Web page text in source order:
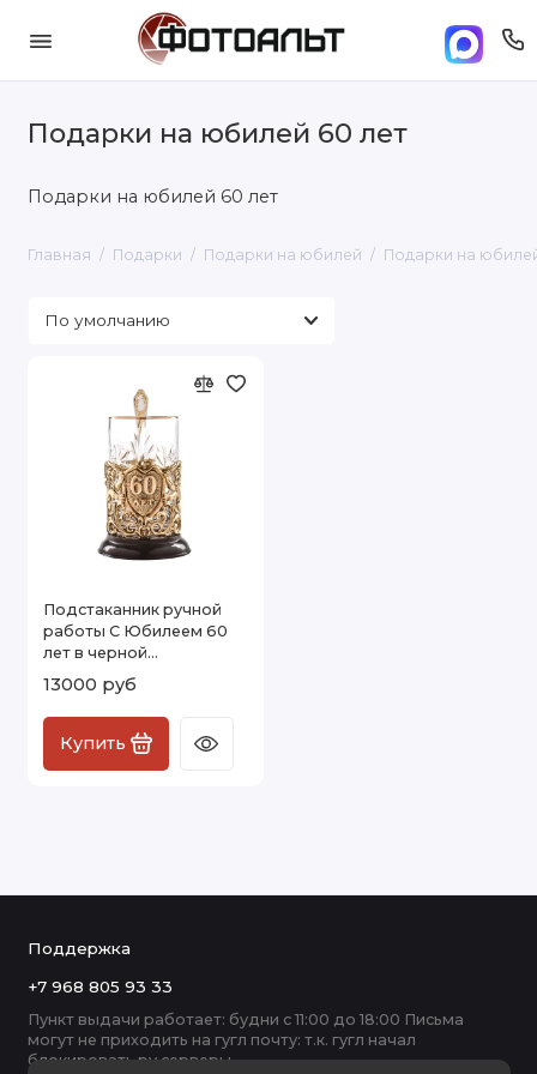
Подарки на юбилей 60 лет
Подарки на юбилей 60 лет
Главная Подарки Подарки на юбилей Подарки на
Подстаканник ручной
работы С Юбилеем 60
лет в черной
подарочной упаковке
13000251
13000 руб
Купить
Поддержка
+7 968 805 93 33
Пункт выдачи работает: будни с 11:00 до 18:00 Письма
могут не приходить на гугл почту: т.к. гугл начал
блокировать ру серверы